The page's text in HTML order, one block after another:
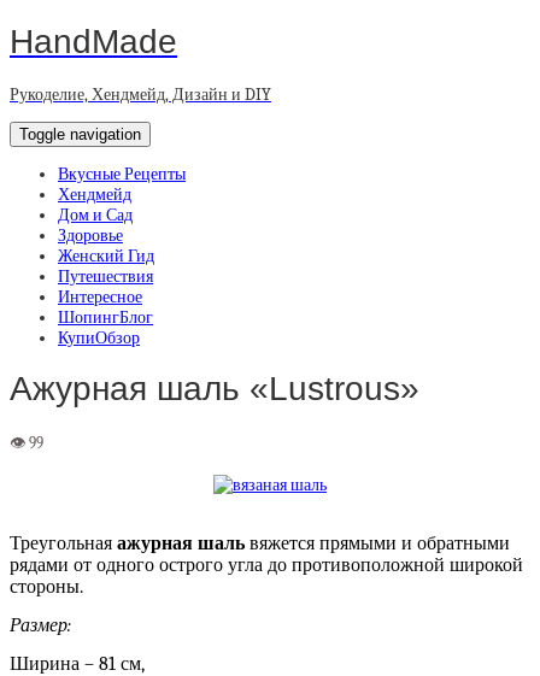
HandMade
Рукоделие, Хендмейд, Дизайн и DIY
Toggle navigation
Вкусные Рецепты
Хендмейд
Дом и Сад
Здоровье
Женский Гид
Путешествия
Интересное
ШопингБлог
КупиОбзор
Ажурная шаль «Lustrous»
Треугольная ажурная шаль вяжется прямыми и обратными
рядами от одного острого угла до противоположной широкой
стороны.
Размер:
Ширина – 81 см,